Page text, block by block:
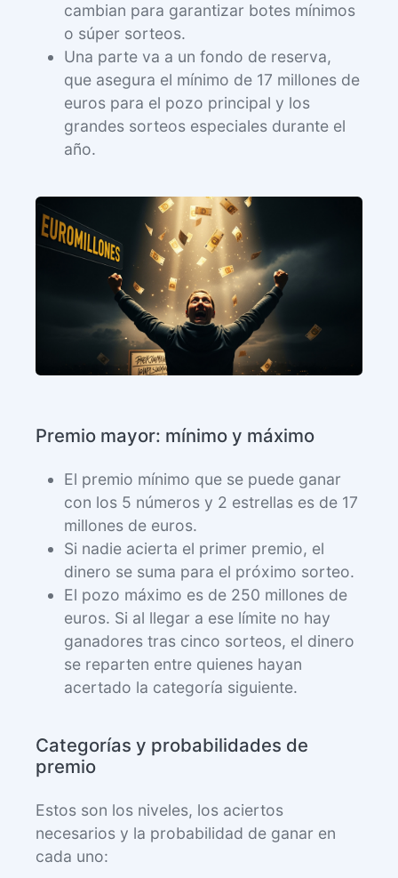
cambian para garantizar botes mínimos
o súper sorteos.
Una parte va a un fondo de reserva,
que asegura el mínimo de 17 millones de
euros para el pozo principal y los
grandes sorteos especiales durante el
año.
Premio mayor: mínimo y máximo
El premio mínimo que se puede ganar
con los 5 números y 2 estrellas es de 17
millones de euros.
Si nadie acierta el primer premio, el
dinero se suma para el próximo sorteo.
El pozo máximo es de 250 millones de
euros. Si al llegar a ese límite no hay
ganadores tras cinco sorteos, el dinero
se reparten entre quienes hayan
acertado la categoría siguiente.
Categorías y probabilidades de
premio
Estos son los niveles, los aciertos
necesarios y la probabilidad de ganar en
cada uno: